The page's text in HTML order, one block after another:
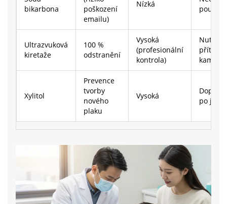
bikarbona
poškození
emailu)
Nízká
použití
Ultrazvuková
kiretaže
100 %
odstranění
Vysoká
(profesionální
kontrola)
Nutné
kamene
Xylitol
Prevence
tvorby
nového
plaku
Vysoká
po jídle